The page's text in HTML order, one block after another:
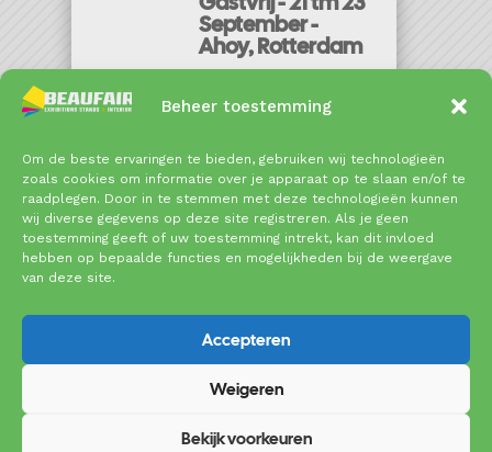
Beheer toestemming
Om de beste ervaringen te bieden, gebruiken wij technologieën
zoals cookies om informatie over je apparaat op te slaan en/of te
raadplegen. Door in te stemmen met deze technologieën kunnen
wij diverse gegevens op deze site registreren. Als je geen
toestemming geeft of uw toestemming intrekt, kan dit invloed
hebben op bepaalde functies en mogelijkheden bij de weergave
van deze site.
Accepteren
Weigeren
Bekijk voorkeuren
September -
Ahoy, Rotterdam
2026 - September
MEER
INFORMATIE
Copyright © 2025 Beaufair | Coenecoop 719 | 2741